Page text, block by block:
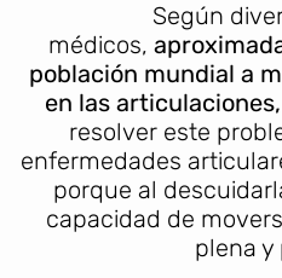
Según
médicos,
población mundial a
en las articulaciones,
resolver este
enfermedades
porque al
capacidad de
plena y